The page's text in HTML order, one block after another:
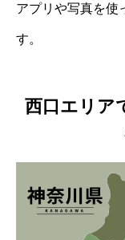
アプリや写真を使
す。
西口エリア